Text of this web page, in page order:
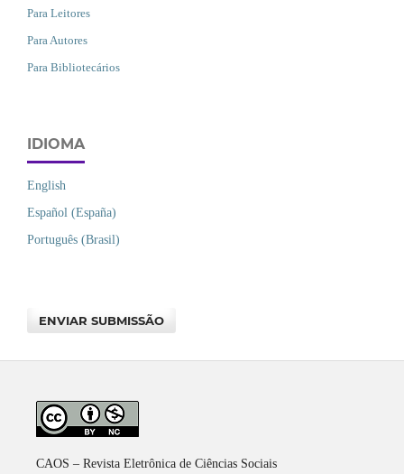
Para Leitores
Para Autores
Para Bibliotecários
IDIOMA
English
Español (España)
Português (Brasil)
ENVIAR SUBMISSÃO
CAOS – Revista Eletrônica de Ciências Sociais